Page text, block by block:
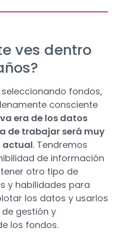
ves dentro
seleccionando fondos,
consciente
era de los datos
de trabajar será muy
actual. Tendremos
de información
otro tipo de
y habilidades para
los datos y usarlos
gestión y
los fondos.